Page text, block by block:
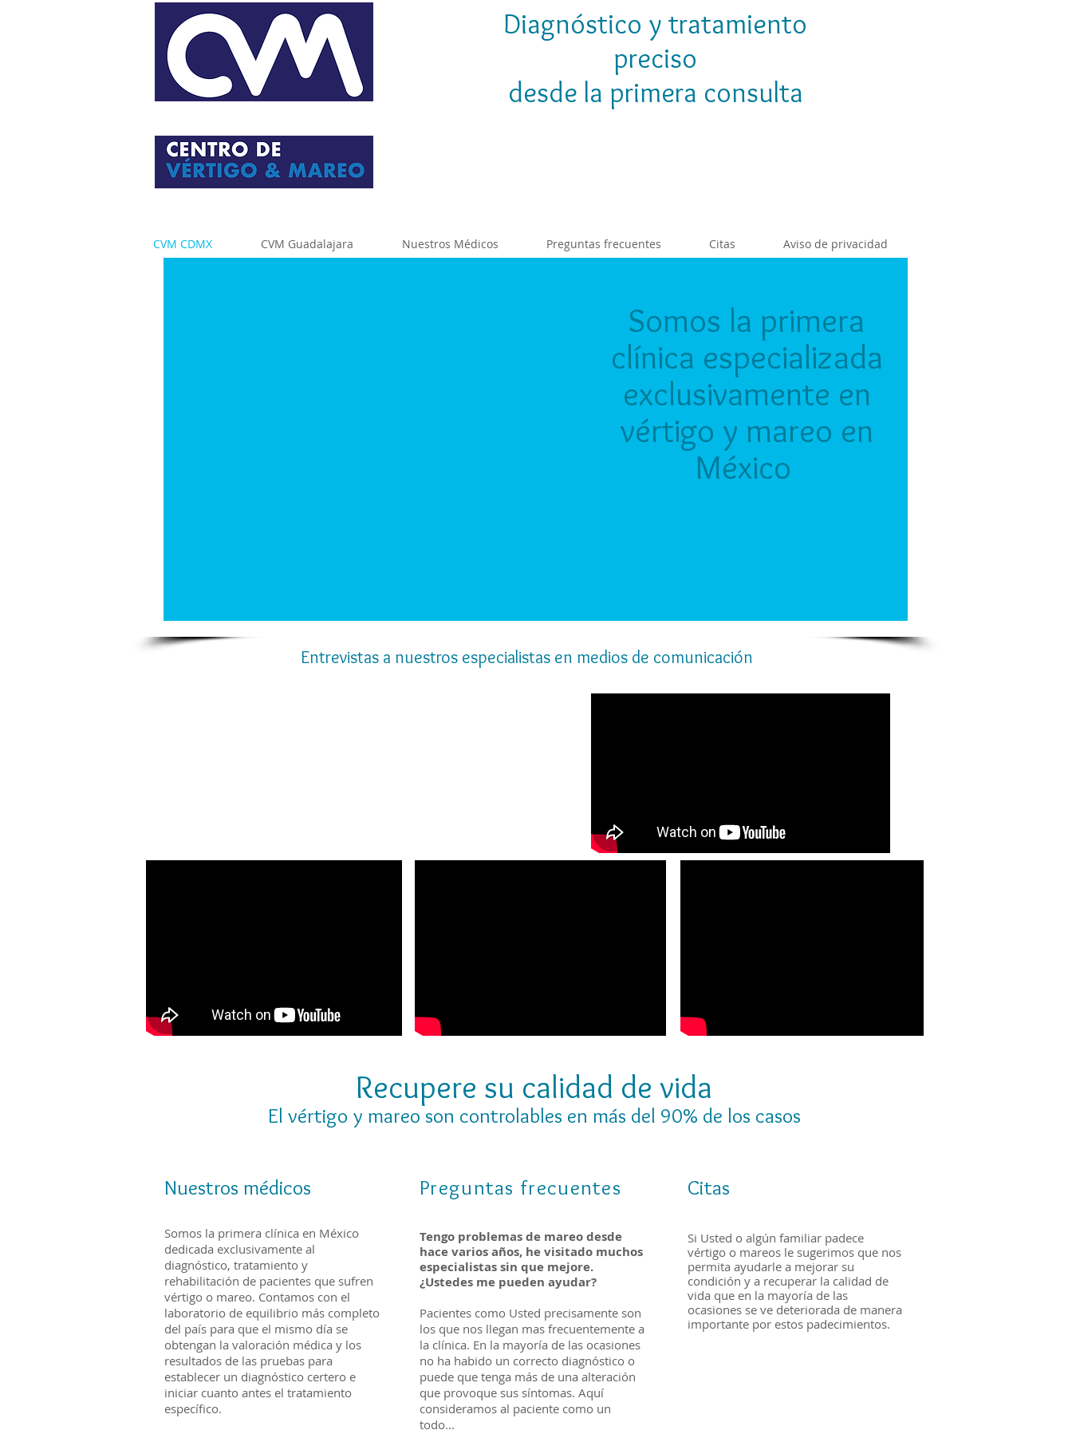
Diagnóstico y tratamiento
preciso
desde la primera consulta
CVM CDMX CVM Guadalajara Nuestros Médicos Preguntas frecuentes Citas Aviso de privacidad
Somos la primera
clínica especializada
exclusivamente en
vértigo y mareo en
México
Entrevistas a nuestros especialistas en medios de comunicación
Recupere su calidad de vida
El vértigo y mareo son controlables en más del 90% de los casos
Nuestros médicos
Somos la primera clínica en México
dedicada exclusivamente al
diagnóstico, tratamiento y
rehabilitación de pacientes que sufren
vértigo o mareo. Contamos con el
laboratorio de equilibrio más completo
del país para que el mismo día se
obtengan la valoración médica y los
resultados de las pruebas para
establecer un diagnóstico certero e
iniciar cuanto antes el tratamiento
específico.
Preguntas frecuentes
Tengo problemas de mareo desde
hace varios años, he visitado muchos
especialistas sin que mejore.
¿Ustedes me pueden ayudar?
Pacientes como Usted precisamente son
los que nos llegan mas frecuentemente a
la clínica. En la mayoría de las ocasiones
no ha habido un correcto diagnóstico o
puede que tenga más de una alteración
que provoque sus síntomas. Aquí
consideramos al paciente como un
todo...
Citas
Si Usted o algún familiar padece
vértigo o mareos le sugerimos que nos
permita ayudarle a mejorar su
condición y a recuperar la calidad de
vida que en la mayoría de las
ocasiones se ve deteriorada de manera
importante por estos padecimientos.